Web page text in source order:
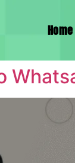
Home